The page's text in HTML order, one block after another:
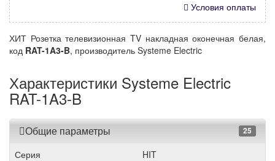
Условия оплаты
ХИТ Розетка телевизионная TV накладная оконечная белая,
код RAT-1A3-B, производитель Systeme Electric
Характеристики Systeme Electric
RAT-1A3-B
Общие параметры 25
Серия
HIT